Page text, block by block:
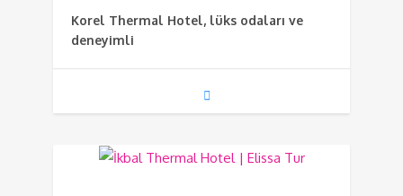
Korel Thermal Hotel, lüks odaları ve
deneyimli